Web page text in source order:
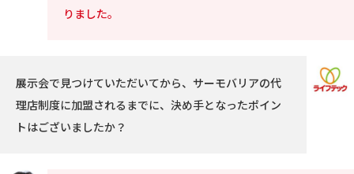
りました。
展示会で見つけていただいてから、サーモバリアの代
理店制度に加盟されるまでに、決め手となったポイン
トはございましたか？